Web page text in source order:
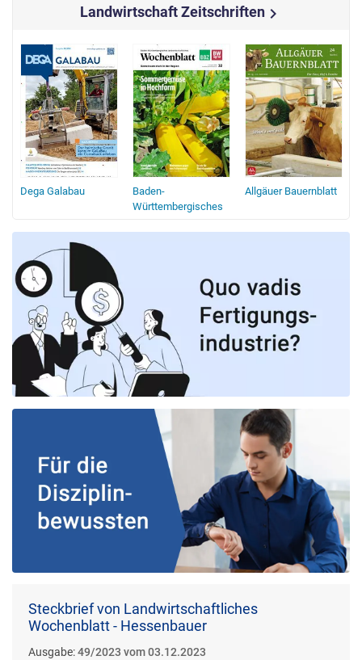
Landwirtschaft Zeitschriftenchevron_right
Dega Galabau
Baden-
Württembergisches
Allgäuer Bauernblatt
Steckbrief von Landwirtschaftliches
Wochenblatt - Hessenbauer
Ausgabe:49/2023 vom 03.12.2023